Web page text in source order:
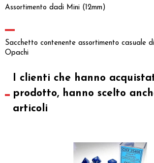
Assortimento dadi Mini (12mm)
Sacchetto contenente assortimento casuale
Opachi
I clienti che hanno
prodotto, hanno scelto
articoli